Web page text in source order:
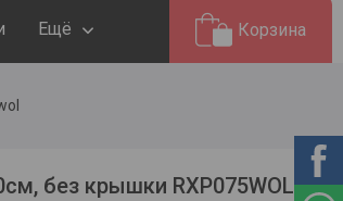
Ещё Корзина
без крышки RXP075WOL